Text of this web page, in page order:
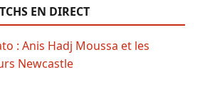
EN DIRECT
: Anis Hadj Moussa et les
Newcastle